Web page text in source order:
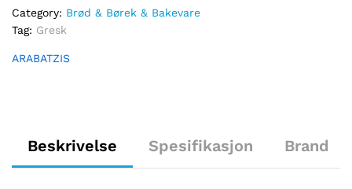
Category: Brød & Børek & Bakevare
Tag: Gresk
ARABATZIS
Beskrivelse Spesifikasjon Brand